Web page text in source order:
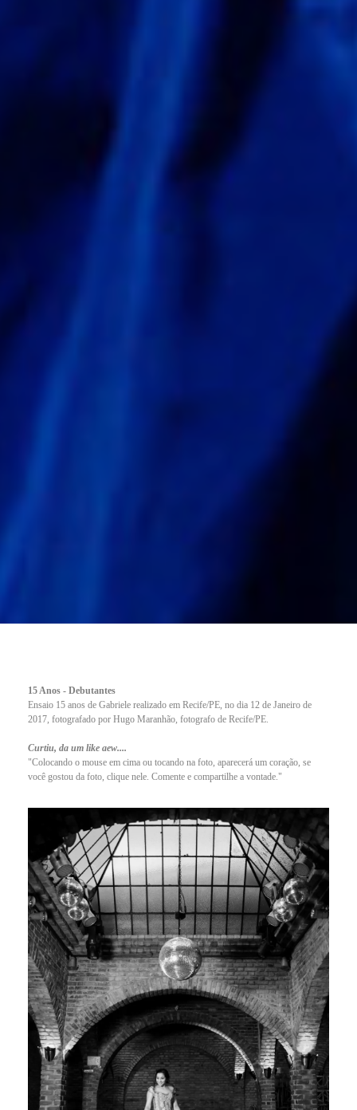
15 Anos - Debutantes
Ensaio 15 anos de Gabriele realizado em Recife/PE, no dia 12 de Janeiro de
2017, fotografado por Hugo Maranhão, fotografo de Recife/PE.
Curtiu, da um like aew....
"Colocando o mouse em cima ou tocando na foto, aparecerá um coração, se
você gostou da foto, clique nele. Comente e compartilhe a vontade."